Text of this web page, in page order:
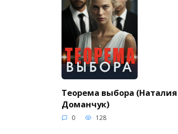
Теорема выбора (Наталия
Доманчук)
0 128